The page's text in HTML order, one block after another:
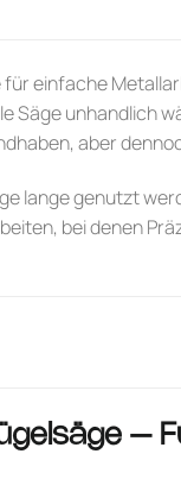
einfache
Säge unhandlich
aber
lange genutzt
bei denen
–